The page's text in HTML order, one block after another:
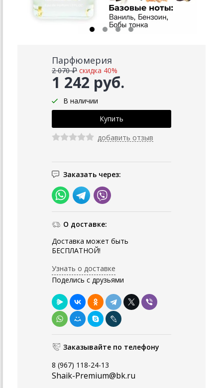
Парфюмерия
1 242 руб.
2 070 ₽ скидка 40%
В наличии
добавить отзыв
Заказать через:
О доставке:
Доставка может быть
БЕСПЛАТНОЙ!
Узнать о доставке
Поделись с друзьями
Заказывайте по телефону
8 (967) 118-24-13
Shaik-Premium@bk.ru